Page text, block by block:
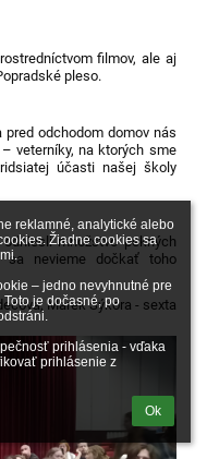
reklamné, analytické alebo
Žiadne cookies sa
– jedno nevyhnutné pre
je dočasné, po
prihlásenia - vďaka
prihlásenie z
Ok
filmov, ale aj
pleso.
odchodom domov nás
veterníky, na ktorých sme
účasti našej školy
množstvo pekných
nevieme dočkať toho
Marek Sýkora - sexta